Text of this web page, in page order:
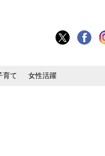
育て 女性活躍